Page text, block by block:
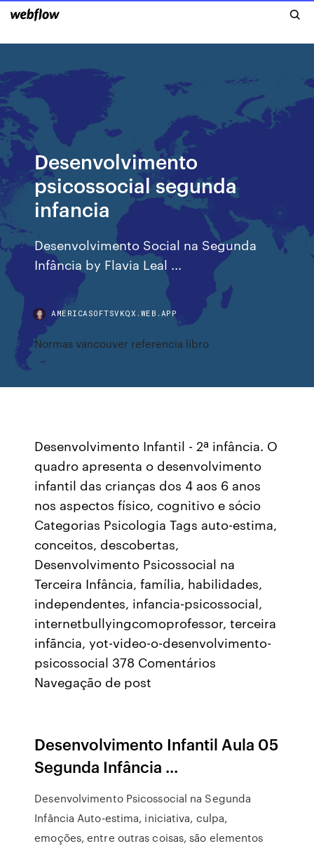
Desenvolvimento
psicossocial segunda
infancia
Desenvolvimento Social na Segunda
Infância by Flavia Leal ...
AMERICASOFTSVKQX.WEB.APP
Normas vancouver referencia libro
Desenvolvimento Infantil - 2ª infância. O
quadro apresenta o desenvolvimento
infantil das crianças dos 4 aos 6 anos
nos aspectos físico, cognitivo e sócio
Categorias Psicologia Tags auto-estima,
conceitos, descobertas,
Desenvolvimento Psicossocial na
Terceira Infância, família, habilidades,
independentes, infancia-psicossocial,
internetbullyingcomoprofessor, terceira
infãncia, yot-video-o-desenvolvimento-
psicossocial 378 Comentários
Navegação de post
Desenvolvimento Infantil Aula 05
Segunda Infância ...
Desenvolvimento Psicossocial na Segunda
Infância Auto-estima, iniciativa, culpa,
emoções, entre outras coisas, são elementos